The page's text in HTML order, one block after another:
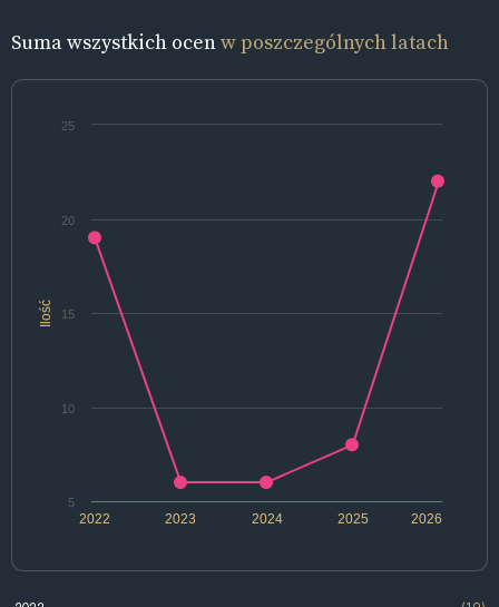
Suma wszystkich ocenw poszczególnych latach
Ilość
2022 2024 2026
2023 2025
5
10
15
20
25